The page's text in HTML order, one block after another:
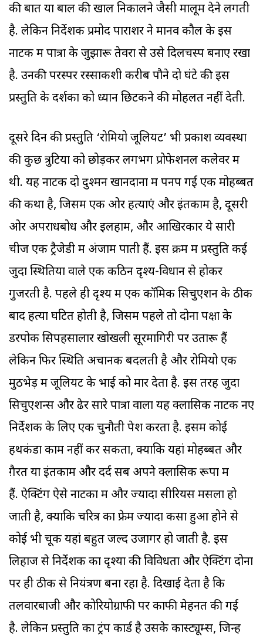
की बात या बाल की खाल निकालने जैसी मालूम देने लगती
है. लेकिन निर्देशक प्रमोद पाराशर ने मानव कौल के इस
नाटक में पात्रों के जुझारू तेवरों से उसे दिलचस्प बनाए रखा
है. उनकी परस्पर रस्साकशी करीब पौने दो घंटे की इस
प्रस्तुति के दर्शकों को ध्यान छिटकने की मोहलत नहीं देती.
दूसरे दिन की प्रस्तुति ‘रोमियो जूलियट’ भी प्रकाश व्यवस्था
की कुछ त्रुटियों को छोड़कर लगभग प्रोफेशनल कलेवर में
थी. यह नाटक दो दुश्मन खानदानों में पनप गई एक मोहब्बत
की कथा है, जिसमें एक ओर हत्याएं और इंतकाम है, दूसरी
ओर अपराधबोध और इलहाम, और आखिरकार ये सारी
चीजें एक ट्रैजेडी में अंजाम पाती हैं. इस क्रम में प्रस्तुति कई
जुदा स्थितियों वाले एक कठिन दृश्य-विधान से होकर
गुजरती है. पहले ही दृश्य में एक कॉमिक सिचुएशन के ठीक
बाद हत्या घटित होती है, जिसमें पहले तो दोनों पक्षों के
डरपोक सिपहसालार खोखली सूरमागिरी पर उतारू हैं
लेकिन फिर स्थिति अचानक बदलती है और रोमियो एक
मुठभेड़ में जूलियट के भाई को मार देता है. इस तरह जुदा
सिचुएशन्स और ढेर सारे पात्रों वाला यह क्लासिक नाटक नए
निर्देशक के लिए एक चुनौती पेश करता है. इसमें कोई
हथकंडा काम नहीं कर सकता, क्योंकि यहां मोहब्बत और
ग़ैरत या इंतकाम और दर्द सब अपने क्लासिक रूपों में
हैं. ऐक्टिंग ऐसे नाटकों में और ज्यादा सीरियस मसला हो
जाती है, क्योंकि चरित्र का फ्रेम ज्यादा कसा हुआ होने से
कोई भी चूक यहां बहुत जल्द उजागर हो जाती है. इस
लिहाज से निर्देशक का दृश्यों की विविधता और ऐक्टिंग दोनों
पर ही ठीक से नियंत्रण बना रहा है. दिखाई देता है कि
तलवारबाजी और कोरियोग्राफी पर काफी मेहनत की गई
है. लेकिन प्रस्तुति का ट्रंप कार्ड है उसके कास्ट्यूम्स, जिन्हें